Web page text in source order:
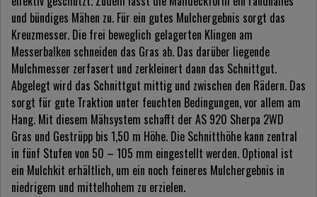
und bündiges Mähen zu. Für ein gutes Mulchergebnis sorgt das
Kreuzmesser. Die frei beweglich gelagerten Klingen am
Messerbalken schneiden das Gras ab. Das darüber liegende
Mulchmesser zerfasert und zerkleinert dann das Schnittgut.
Abgelegt wird das Schnittgut mittig und zwischen den Rädern. Das
sorgt für gute Traktion unter feuchten Bedingungen, vor allem am
Hang. Mit diesem Mähsystem schafft der AS 920 Sherpa 2WD
Gras und Gestrüpp bis 1,50 m Höhe. Die Schnitthöhe kann zentral
in fünf Stufen von 50 – 105 mm eingestellt werden. Optional ist
ein Mulchkit erhältlich, um ein noch feineres Mulchergebnis in
niedrigem und mittelhohem zu erzielen.